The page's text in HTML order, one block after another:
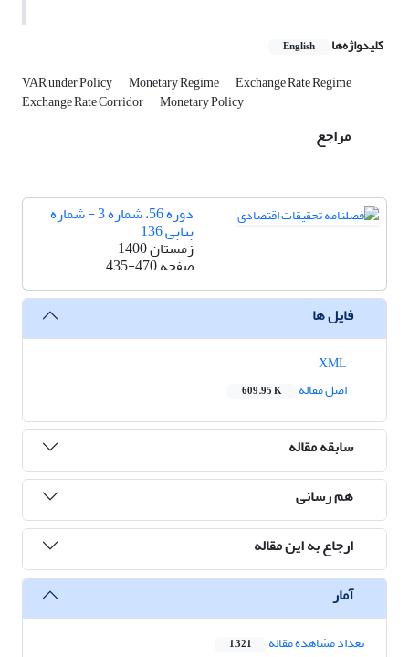
کلیدواژه‌ها English
VAR under Policy Monetary Regime Exchange Rate Regime
Exchange Rate Corridor Monetary Policy
مراجع
دوره 56، شماره 3 - شماره
پیاپی 136
زمستان 1400
صفحه435-470
فایل ها
اصل مقاله
609.95 K
سابقه مقاله
هم رسانی
ارجاع به این مقاله
آمار
تعداد مشاهده مقاله 1,321